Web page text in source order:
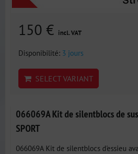
150 € incl. VAT
Disponibilité: 3 jours
SELECT VARIANT
066069A Kit de silentblocs de
SPORT
066069A Kit de silentblocs d'essieu